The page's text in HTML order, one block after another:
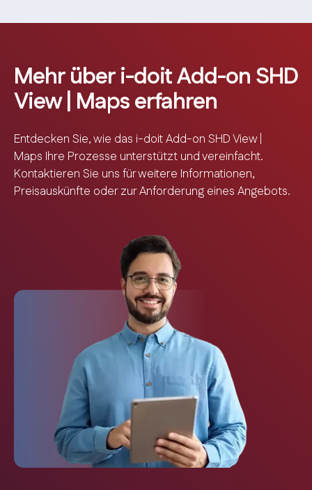
Mehr über i-doit Add-on SHD
View | Maps erfahren
Entdecken Sie, wie das i-doit Add-on SHD View |
Maps Ihre Prozesse unterstützt und vereinfacht.
Kontaktieren Sie uns für weitere Informationen,
Preisauskünfte oder zur Anforderung eines Angebots.